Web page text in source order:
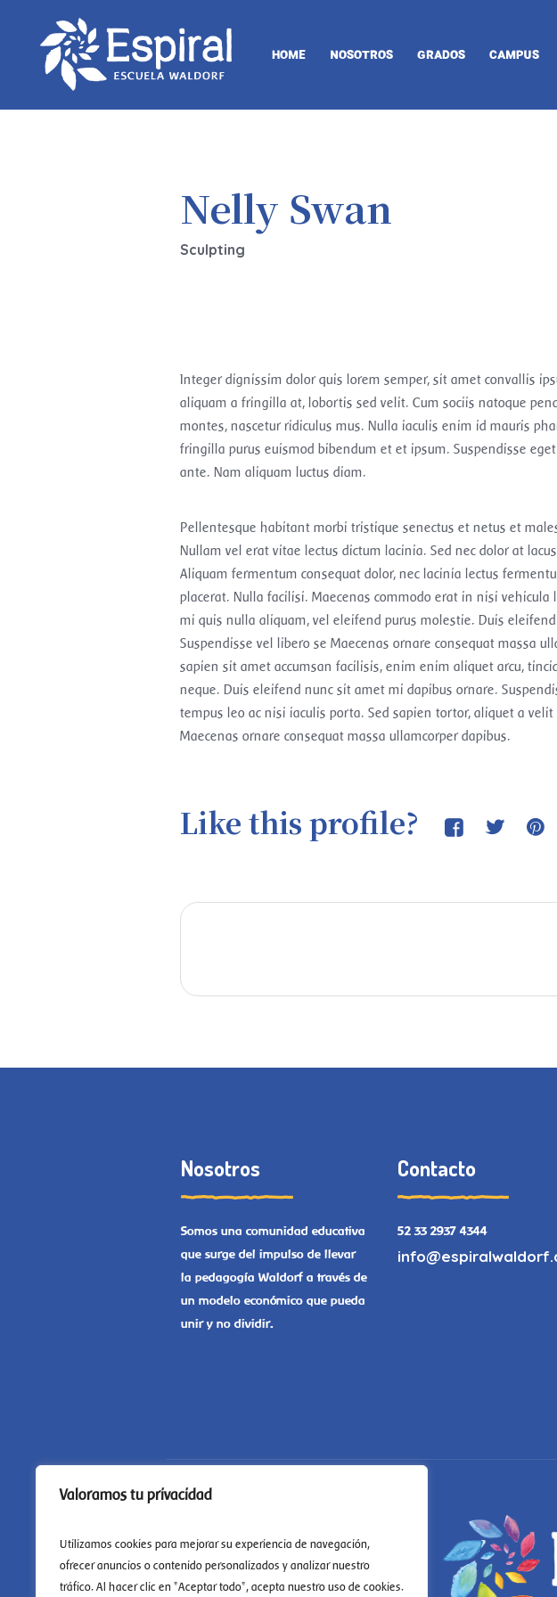
Valoramos tu privacidad
Utilizamos cookies para mejorar su experiencia de navegación,
ofrecer anuncios o contenido personalizados y analizar nuestro
tráfico. Al hacer clic en "Aceptar todo", acepta nuestro uso de cookies.
HOME NOSOTROS GRADOS CAMPUS
Nelly Swan
Sculpting
Integer dignissim dolor quis lorem semper, sit amet convallis
aliquam a fringilla at, lobortis sed velit. Cum sociis natoque
montes, nascetur ridiculus mus. Nulla iaculis enim id mauris
fringilla purus euismod bibendum et et ipsum. Suspendisse
ante. Nam aliquam luctus diam.
Pellentesque habitant morbi tristique senectus et netus et
Nullam vel erat vitae lectus dictum lacinia. Sed nec dolor at
Aliquam fermentum consequat dolor, nec lacinia lectus
placerat. Nulla facilisi. Maecenas commodo erat in nisi
mi quis nulla aliquam, vel eleifend purus molestie. Duis
Suspendisse vel libero se Maecenas ornare consequat massa
sapien sit amet accumsan facilisis, enim enim aliquet arcu,
neque. Duis eleifend nunc sit amet mi dapibus ornare.
tempus leo ac nisi iaculis porta. Sed sapien tortor, aliquet a
Maecenas ornare consequat massa ullamcorper dapibus.
Like this profile?
Nosotros
Somos una comunidad educativa
que surge del impulso de llevar
la pedagogía Waldorf a través de
un modelo económico que pueda
unir y no dividir.
Contacto
52 33 2937 4344